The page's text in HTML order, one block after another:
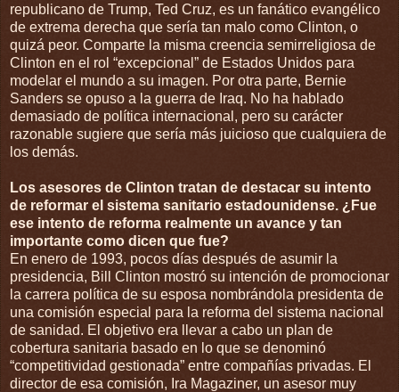
republicano de Trump, Ted Cruz, es un fanático evangélico
de extrema derecha que sería tan malo como Clinton, o
quizá peor. Comparte la misma creencia semirreligiosa de
Clinton en el rol “excepcional” de Estados Unidos para
modelar el mundo a su imagen. Por otra parte, Bernie
Sanders se opuso a la guerra de Iraq. No ha hablado
demasiado de política internacional, pero su carácter
razonable sugiere que sería más juicioso que cualquiera de
los demás.
Los asesores de Clinton tratan de destacar su intento
de reformar el sistema sanitario estadounidense. ¿Fue
ese intento de reforma realmente un avance y tan
importante como dicen que fue?
En enero de 1993, pocos días después de asumir la
presidencia, Bill Clinton mostró su intención de promocionar
la carrera política de su esposa nombrándola presidenta de
una comisión especial para la reforma del sistema nacional
de sanidad. El objetivo era llevar a cabo un plan de
cobertura sanitaria basado en lo que se denominó
“competitividad gestionada” entre compañías privadas. El
director de esa comisión, Ira Magaziner, un asesor muy